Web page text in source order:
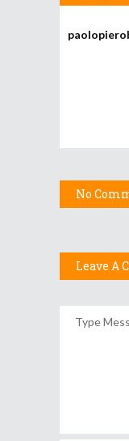
No
Leave A